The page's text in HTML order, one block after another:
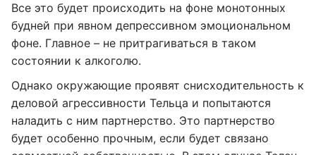
Все это будет происходить на фоне монотонных
будней при явном депрессивном эмоциональном
фоне. Главное – не притрагиваться в таком
состоянии к алкоголю.
Однако окружающие проявят снисходительность к
деловой агрессивности Тельца и попытаются
наладить с ним партнерство. Это партнерство
будет особенно прочным, если будет связано